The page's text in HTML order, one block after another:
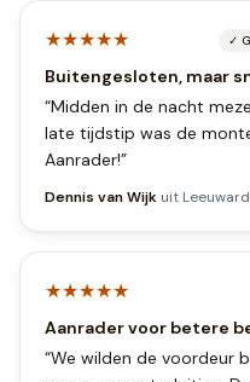
★★★★★ ✓
Buitengesloten, maar
“Midden in de nacht
late tijdstip was de
Aanrader!”
Dennis van Wijk uit
★★★★★
Aanrader voor betere
“We wilden de voordeur